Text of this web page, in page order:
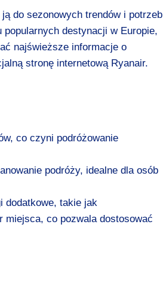
do sezonowych trendów i potrzeb
destynacji w Europie,
najświeższe informacje o
stronę internetową Ryanair.
co czyni podróżowanie
podróży, idealne dla osób
dodatkowe, takie jak
miejsca, co pozwala dostosować